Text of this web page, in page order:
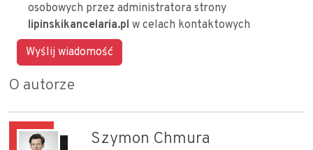
osobowych przez administratora strony
lipinskikancelaria.pl w celach kontaktowych
O autorze
Szymon Chmura